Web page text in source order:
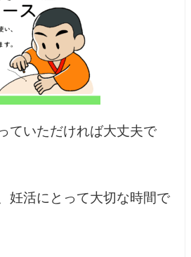
ていただければ大丈夫で
妊活にとって大切な時間で